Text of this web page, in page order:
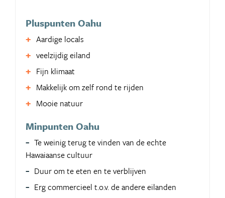
Pluspunten Oahu
Aardige locals
veelzijdig eiland
Fijn klimaat
Makkelijk om zelf rond te rijden
Mooie natuur
Minpunten Oahu
Te weinig terug te vinden van de echte
Hawaiaanse cultuur
Duur om te eten en te verblijven
Erg commercieel t.o.v. de andere eilanden